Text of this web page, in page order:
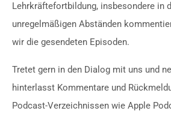
Lehrkräftefortbildung, insbesondere in
unregelmäßigen Abständen
wir die gesendeten Episoden.
Tretet gern in den Dialog mit uns und
hinterlasst Kommentare und
Podcast-Verzeichnissen wie Apple